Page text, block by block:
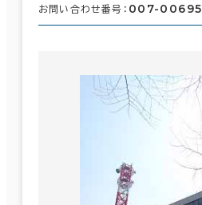
お問い合わせ番号： 007-00695